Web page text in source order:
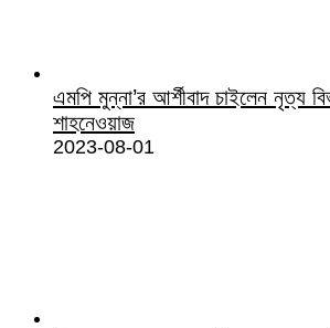
এমপি মুন্না’র আর্শীবাদ চাইলেন নৃত্য
শাহনেওয়াজ
2023-08-01